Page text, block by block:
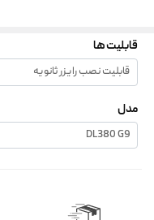
قابلیت ها
مدل